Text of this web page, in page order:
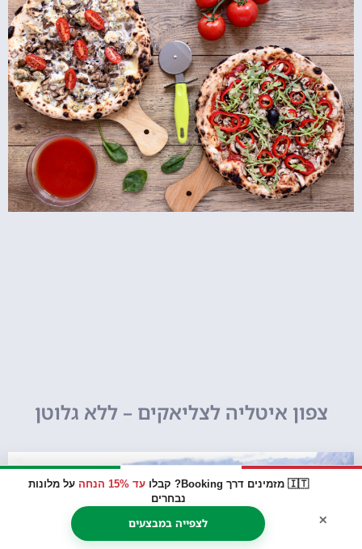
🇮🇹 מזמינים דרך Booking? קבלו עד 15% הנחה
על מלונות
נבחרים
לצפייה במבצעים ×
צפון איטליה לצליאקים – ללא גלוטן